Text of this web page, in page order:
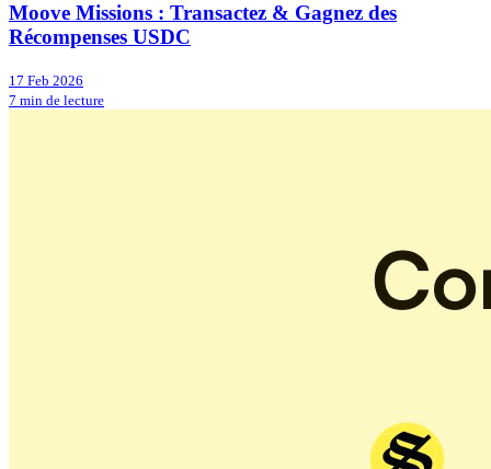
Moove Missions : Transactez & Gagnez des
Récompenses USDC
17 Feb 2026
7 min de lecture